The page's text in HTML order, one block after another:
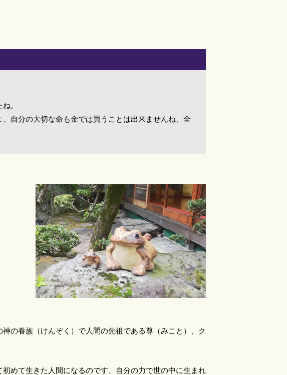
。
自分の大切な命も金では買うことは出来ませんね、全
の眷族（けんぞく）で人間の先祖である尊（みこと）、ク
めて生きた人間になるのです、自分の力で世の中に生まれ